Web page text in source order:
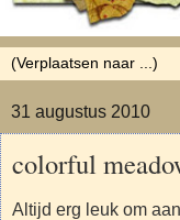
31 augustus 2010
colorful
Altijd erg leuk om